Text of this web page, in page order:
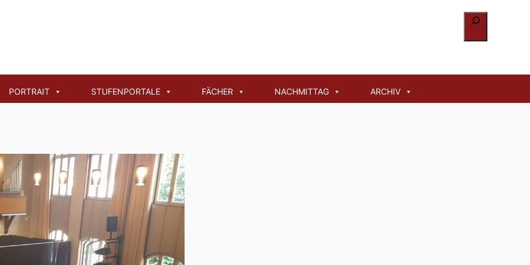
Suchen
PORTRAIT STUFENPORTALE FÄCHER NACHMITTAG ARCHIV